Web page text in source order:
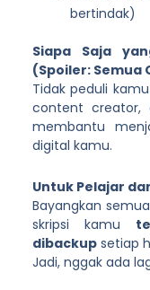
bertindak)
Siapa Saja
(Spoiler: Semua
Tidak peduli
content creator,
membantu
digital kamu.
Untuk Pelajar
Bayangkan
skripsi kamu
dibackupsetiap
Jadi, nggak ada